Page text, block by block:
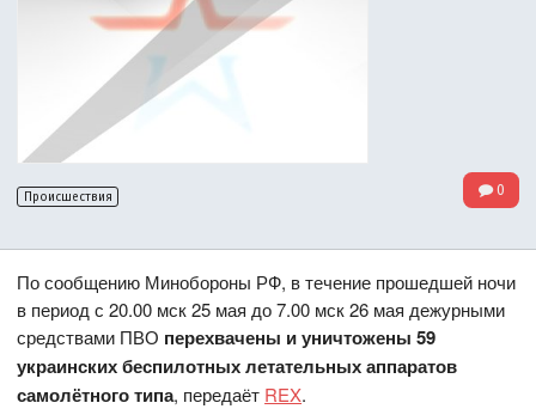
Происшествия 0
По сообщению Минобороны РФ, в течение прошедшей ночи
в период с 20.00 мск 25 мая до 7.00 мск 26 мая дежурными
средствами ПВО перехвачены и уничтожены 59
украинских беспилотных летательных аппаратов
самолётного типа, передаёт REX.